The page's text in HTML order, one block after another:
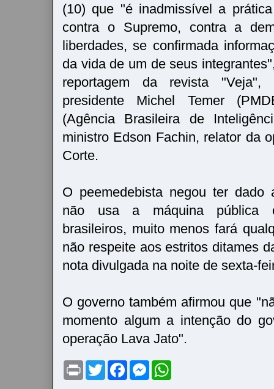
(10) que "é inadmissível a
contra o Supremo, contra a
liberdades, se confirmada
da vida de um de seus
reportagem da revista
presidente Michel Temer
(Agência Brasileira de
ministro Edson Fachin, relator da
Corte.
O peemedebista negou ter dado
não usa a máquina pública
brasileiros, muito menos fará
não respeite aos estritos ditames
nota divulgada na noite de sexta-
O governo também afirmou que
momento algum a intenção do
operação Lava Jato".
P
T
w
F
a
M
e